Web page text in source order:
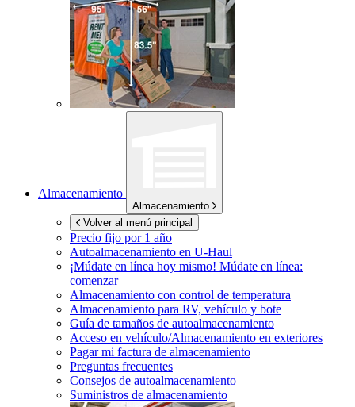
Almacenamiento
Almacenamiento
Volver al menú principal
Precio fijo por 1 año
Autoalmacenamiento en U-Haul
¡Múdate en línea hoy mismo! Múdate en línea:
comenzar
Almacenamiento con control de temperatura
Almacenamiento para RV, vehículo y bote
Guía de tamaños de autoalmacenamiento
Acceso en vehículo/Almacenamiento en exteriores
Pagar mi factura de almacenamiento
Preguntas frecuentes
Consejos de autoalmacenamiento
Suministros de almacenamiento